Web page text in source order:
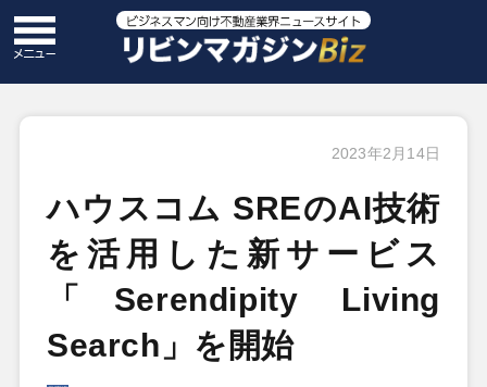
2023年2月14日
ハウスコム SREのAI技術
を活用した新サービス
「Serendipity Living
Search」を開始